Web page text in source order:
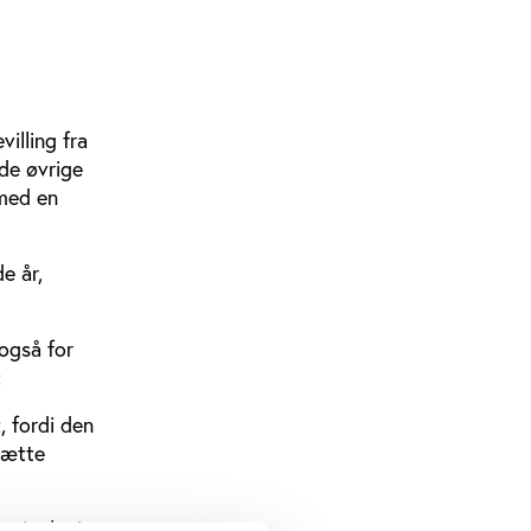
fra
øvrige
en
år,
for
fordi den